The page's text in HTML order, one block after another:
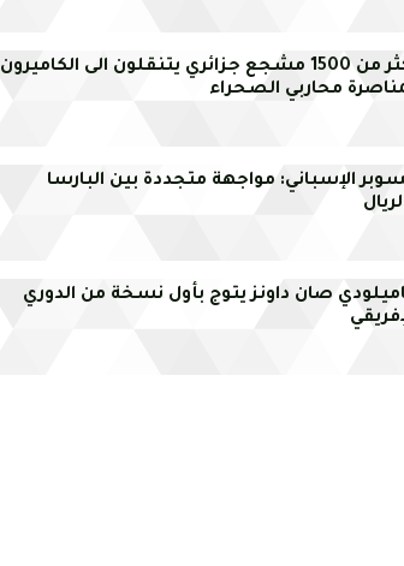
أكثر من 1500 مشجع جزائري يتنقلون الى الكاميرون
محاربي الصحراء
الإسباني: مواجهة متجددة بين البارسا
صان داونز يتوج بأول نسخة من الدوري